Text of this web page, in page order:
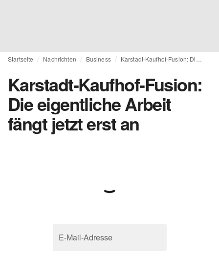
Startseite Nachrichten Business
Karstadt-Kaufhof-Fusion:
Die eigentliche Arbeit
fängt jetzt erst an
E-Mail-Adresse